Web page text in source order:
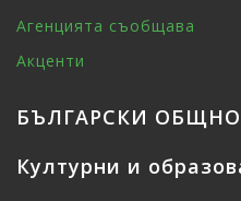
Агенцията съобщава
Акценти
БЪЛГАРСКИ
Културни и